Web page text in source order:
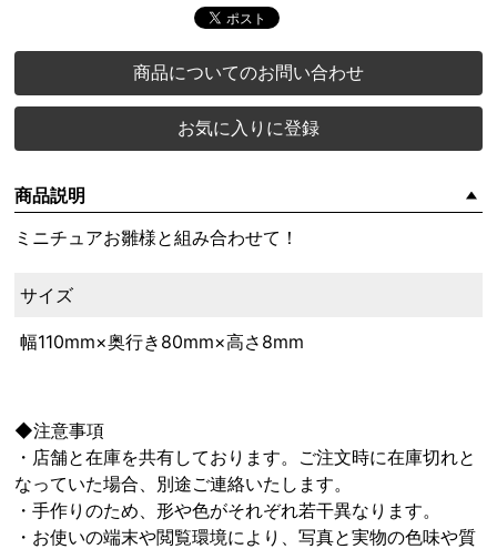
商品についてのお問い合わせ
お気に入りに登録
商品説明
ミニチュアお雛様と組み合わせて！
サイズ
幅110mm×奥行き80mm×高さ8mm
◆注意事項
・店舗と在庫を共有しております。ご注文時に在庫切れと
なっていた場合、別途ご連絡いたします。
・手作りのため、形や色がそれぞれ若干異なります。
・お使いの端末や閲覧環境により、写真と実物の色味や質